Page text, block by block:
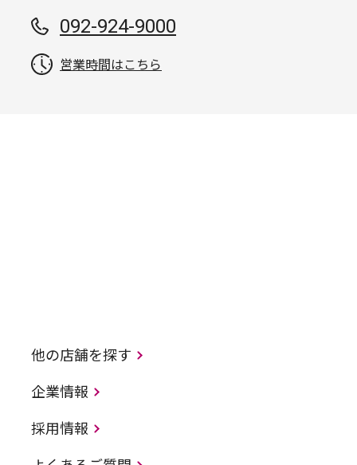
092-924-9000
営業時間はこちら
他の店舗を探す
企業情報
採用情報